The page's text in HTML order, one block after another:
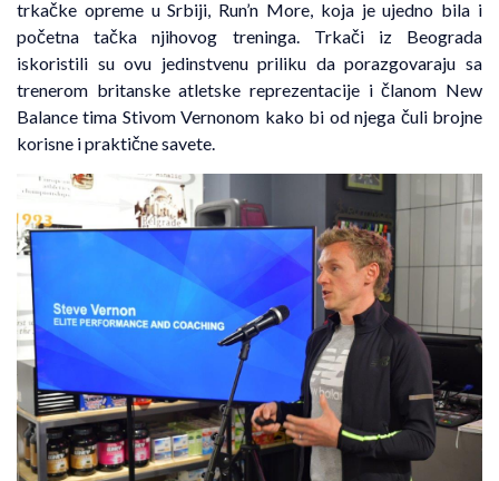
trkačke opreme u Srbiji, Run’n More, koja je ujedno bila i
početna tačka njihovog treninga. Trkači iz Beograda
iskoristili su ovu jedinstvenu priliku da porazgovaraju sa
trenerom britanske atletske reprezentacije i članom New
Balance tima Stivom Vernonom kako bi od njega čuli brojne
korisne i praktične savete.